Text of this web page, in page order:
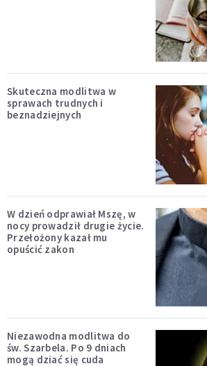
Skuteczna modlitwa w
sprawach trudnych i
beznadziejnych
W dzień odprawiał Mszę, w
nocy prowadził drugie życie.
Przełożony kazał mu
opuścić zakon
Niezawodna modlitwa do
św. Szarbela. Po 9 dniach
mogą dziać się cuda